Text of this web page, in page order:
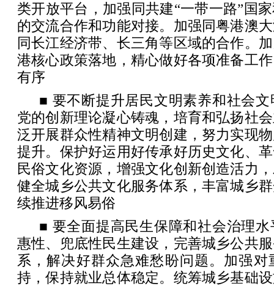
类开放平台，加强同共建“一带一路”国
的交流合作和功能对接。加强同粤港澳
同长江经济带、长三角等区域的合作。
港核心政策落地，精心做好各项准备工
有序
■ 要不断提升居民文明素养和社会
党的创新理论凝心铸魂，培育和弘扬社
泛开展群众性精神文明创建，努力实现
提升。保护好运用好传承好历史文化、
民俗文化资源，增强文化创新创造活力
健全城乡公共文化服务体系，丰富城乡
续推进移风易俗
■ 要全面提高民生保障和社会治理
惠性、兜底性民生建设，完善城乡公共
系，解决好群众急难愁盼问题。加强
持，保持就业总体稳定。统筹城乡基础